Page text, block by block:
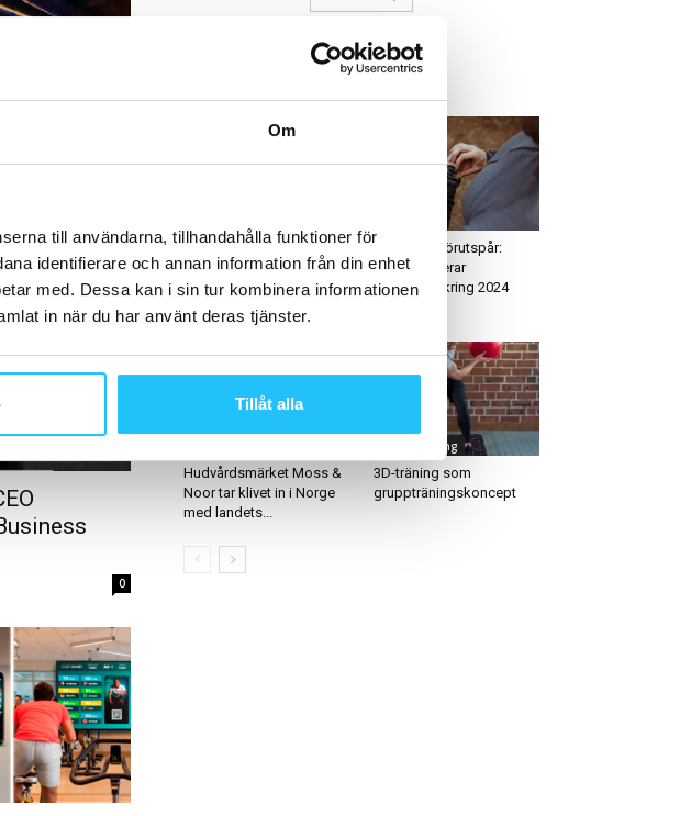
Om
till användarna, tillhandahålla funktioner för
identifierare och annan information från din enhet
med. Dessa kan i sin tur kombinera informationen
in när du har använt deras tjänster.
Tillåt alla
0
Finansiellt pressade
Peloton kapar
personalstyrkan med 500
tjänster
Analytiker förutspår:
Apple lanserar
hälsoförsäkring 2024
Hudvårdsmärket Moss &
Noor tar klivet in i Norge
med landets...
Gruppträning
3D-träning som
gruppträningskoncept